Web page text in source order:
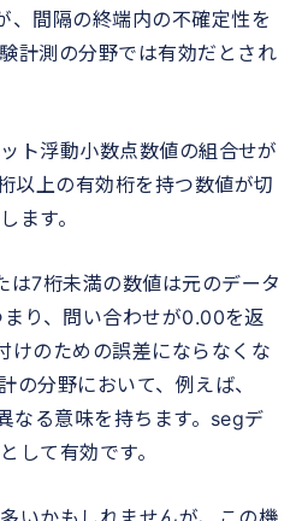
、間隔の終端内の不確定性を
計測の分野では有効だとされ
ト浮動小数点数値の組合せが
以上の有効桁を持つ数値が切
ます。
は7桁未満の数値は元のデータ
り、問い合わせが0.00を返
けのための誤差にならなくな
の分野において、例えば、
なる意味を持ちます。segデ
して有効です。